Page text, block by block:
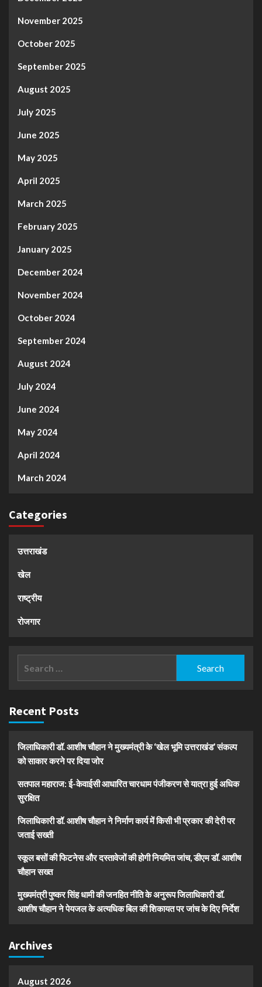
November 2025
October 2025
September 2025
August 2025
July 2025
June 2025
May 2025
April 2025
March 2025
February 2025
January 2025
December 2024
November 2024
October 2024
September 2024
August 2024
July 2024
June 2024
May 2024
April 2024
March 2024
Categories
उत्तराखंड
खेल
राष्ट्रीय
रोजगार
Recent Posts
जिलाधिकारी डॉ. आशीष चौहान ने मुख्यमंत्री के ‘खेल भूमि उत्तराखंड’ संकल्प
को साकार करने पर दिया जोर
सतपाल महाराज: ई-केवाईसी आधारित चारधाम पंजीकरण से यात्रा हुई अधिक
सुरक्षित
जिलाधिकारी डॉ. आशीष चौहान ने निर्माण कार्य में किसी भी प्रकार की देरी पर
जताई सख्ती
स्कूल बसों की फिटनेस और दस्तावेजों की होगी नियमित जांच, डीएम डॉ. आशीष
चौहान सख्त
मुख्यमंत्री पुष्कर सिंह धामी की जनहित नीति के अनुरूप जिलाधिकारी डॉ.
आशीष चौहान ने पेयजल के अत्यधिक बिल की शिकायत पर जांच के दिए निर्देश
Archives
August 2026